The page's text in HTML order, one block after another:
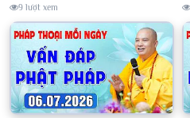
9 lượt xem